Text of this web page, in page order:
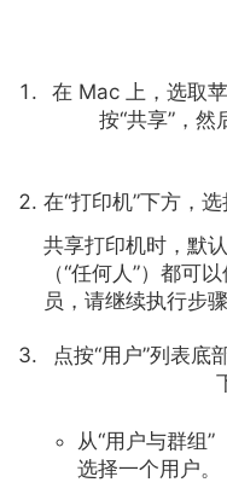
在 Mac 上，选取
按“共享”，然
在“打印机”下方，
共享打印机时，默
（“任何人”）都可
员，请继续执行步
点按“用户”列表底
从“用户与群组
选择一个用户。